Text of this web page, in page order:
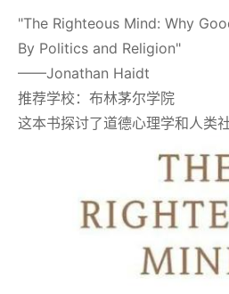
"The Righteous Mind: Why
By Politics and Religion"
——Jonathan Haidt
推荐学校：布林茅尔学院
这本书探讨了道德心理学和人类